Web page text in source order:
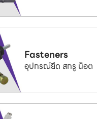
Fasteners
อุปกรณ์ยึด สกรู น็อต